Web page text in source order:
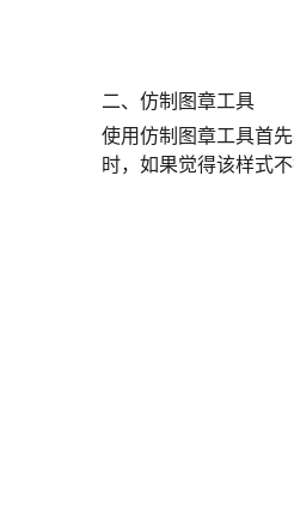
二、仿制图章工具
使用仿制图章工具首
时，如果觉得该样式